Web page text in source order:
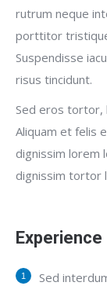
rutrum neque
porttitor
Suspendisse
risus tincidunt.
Sed eros tortor,
Aliquam et felis
dignissim lorem
dignissim tortor
Experience
Sed